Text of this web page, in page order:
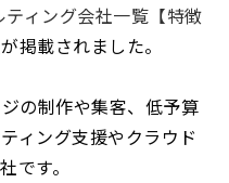
ィング会社一覧【特徴
掲載されました。
の制作や集客、低予算
ィング支援やクラウド
です。